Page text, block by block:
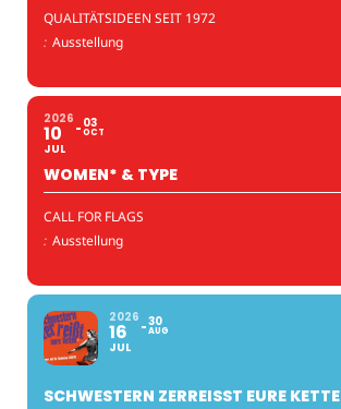
QUALITÄTSIDEEN SEIT 1972
: Ausstellung
2026
10
JUL
03
OCT
WOMEN* & TYPE
CALL FOR FLAGS
: Ausstellung
2026
16
JUL
30
AUG
SCHWESTERN ZERREISST EURE KETTEN